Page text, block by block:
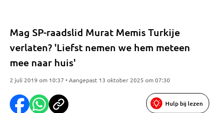
Mag SP-raadslid Murat Memis Turkije
verlaten? 'Liefst nemen we hem meteen
mee naar huis'
2 juli 2019 om 10:37 • Aangepast 13 oktober 2025 om 07:30
Hulp bij lezen